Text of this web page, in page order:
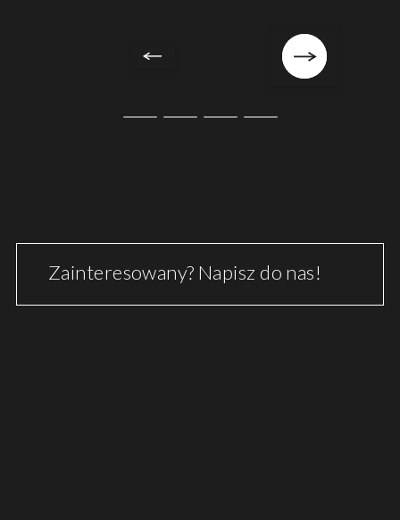
Zainteresowany? Napisz do nas!